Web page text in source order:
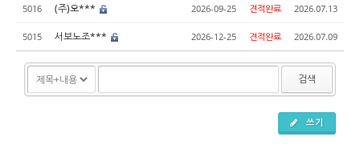
5016 (주)오*** 2026-09-25 견적완료 2026.07.13
5015 서보노조*** 2026-12-25 견적완료 2026.07.09
검색
쓰기